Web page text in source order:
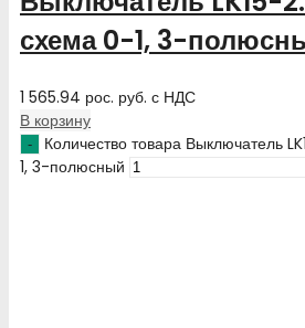
схема 0-1, 3-
1 565.94 рос. руб. с НДС
В корзину
Количество товара Выключатель
1, 3-полюсный